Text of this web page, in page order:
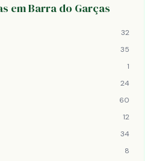
em Barra do Garças
32
35
1
24
60
12
34
8